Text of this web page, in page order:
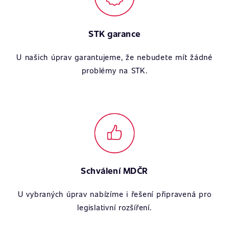
STK garance
U našich úprav garantujeme, že nebudete mít žádné
problémy na STK.
Schválení MDČR
U vybraných úprav nabízíme i řešení připravená pro
legislativní rozšíření.